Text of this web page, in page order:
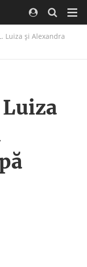
Luiza şi Alexandra